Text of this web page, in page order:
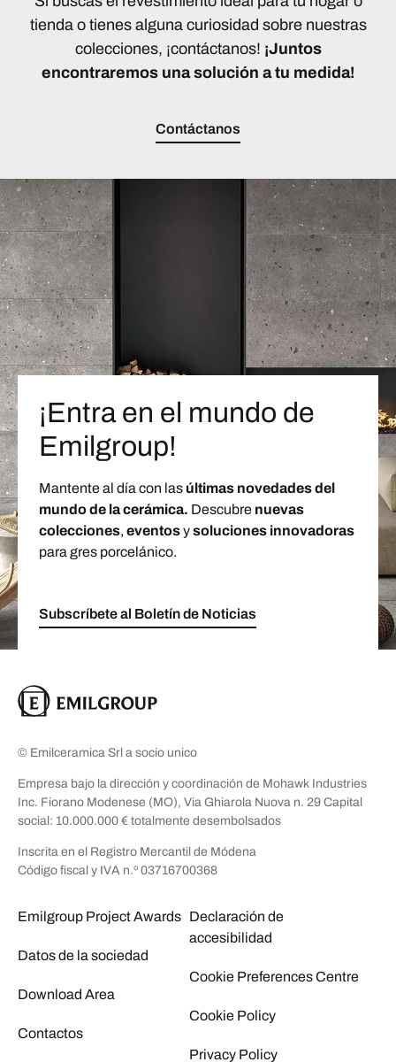
tienda o tienes alguna curiosidad sobre nuestras
colecciones, ¡contáctanos! ¡Juntos
encontraremos una solución a tu medida!
Contáctanos
¡Entra en el mundo de
Emilgroup!
Mantente al día con las últimas novedades del
mundo de la cerámica. Descubre nuevas
colecciones, eventosysoluciones innovadoras
para gres porcelánico.
Subscríbete al Boletín de Noticias
© Emilceramica Srl a socio unico
Empresa bajo la dirección y coordinación de Mohawk Industries
Inc. Fiorano Modenese (MO), Via Ghiarola Nuova n. 29 Capital
social: 10.000.000 € totalmente desembolsados
Inscrita en el Registro Mercantil de Módena
Código fiscal y IVA n.º 03716700368
Emilgroup Project Awards
Datos de la sociedad
Download Area
Contactos
Declaración de
accesibilidad
Cookie Preferences Centre
Cookie Policy
Privacy Policy